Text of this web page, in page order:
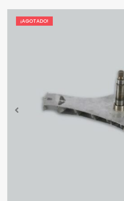
¡AGOTADO!